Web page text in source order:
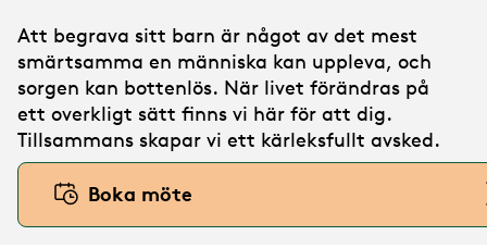
Att begrava sitt barn är något av det mest
smärtsamma en människa kan uppleva, och
sorgen kan bottenlös. När livet förändras på
ett overkligt sätt finns vi här för att dig.
Tillsammans skapar vi ett kärleksfullt avsked.
Boka möte